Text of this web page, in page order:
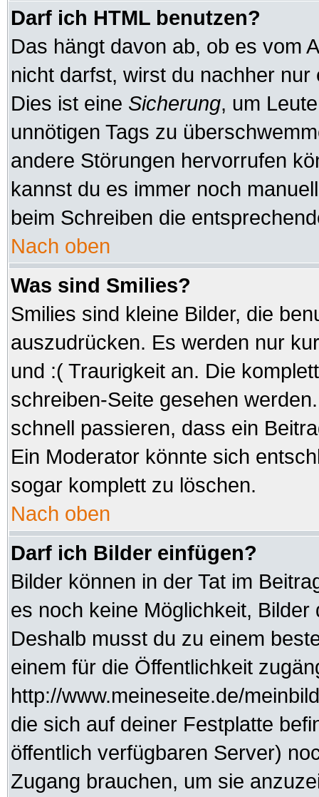
Darf ich HTML benutzen?
Das hängt davon ab, ob es vom
nicht darfst, wirst du nachher
Dies ist eine Sicherung, um
unnötigen Tags zu
andere Störungen hervorrufen
kannst du es immer noch
beim Schreiben die
Nach oben
Was sind Smilies?
Smilies sind kleine Bilder, die
auszudrücken. Es werden nur
und :( Traurigkeit an. Die
schreiben-Seite gesehen
schnell passieren, dass ein
Ein Moderator könnte sich
sogar komplett zu löschen.
Nach oben
Darf ich Bilder einfügen?
Bilder können in der Tat im
es noch keine Möglichkeit,
Deshalb musst du zu einem
einem für die Öffentlichkeit
http://www.meineseite.de/
die sich auf deiner Festplatte
öffentlich verfügbaren Server)
Zugang brauchen, um sie